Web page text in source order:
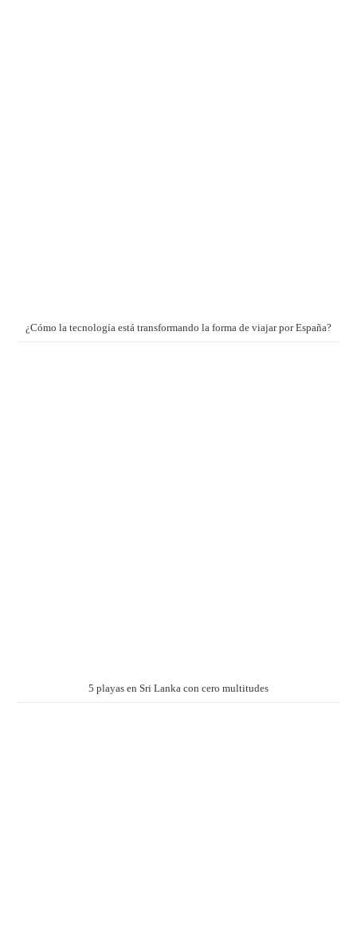
¿Cómo la tecnología está transformando la forma de viajar por España?
5 playas en Sri Lanka con cero multitudes